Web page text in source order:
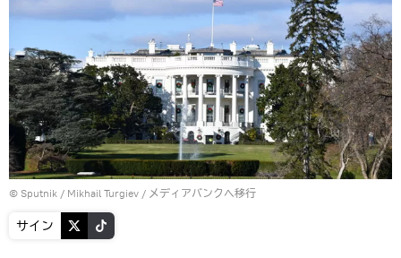
© Sputnik / Mikhail Turgiev / メディアバンクへ移行
サイン